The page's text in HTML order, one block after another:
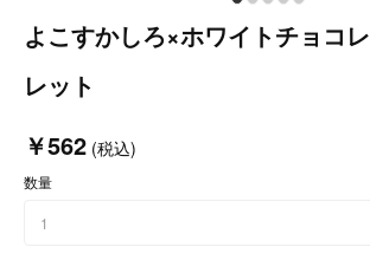
よこすかしろ×ホワイトチョコ
レット
￥562 (税込)
数量
1